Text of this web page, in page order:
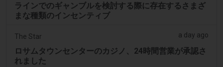
ラインでのギャンブルを検討する際に存在するさまざ
まな種類のインセンティブ
The Star a day ago
ロサムタウンセンターのカジノ、24時間営業が承認さ
れました